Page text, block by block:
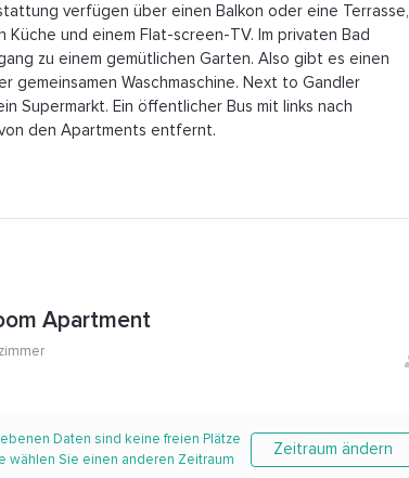
verfügen über einen Balkon oder eine Terrasse,
und einem Flat-screen-TV. Im privaten Bad
zu einem gemütlichen Garten. Also gibt es einen
gemeinsamen Waschmaschine. Next to Gandler
Supermarkt. Ein öffentlicher Bus mit links nach
den Apartments entfernt.
Apartment
Daten sind keine freien Plätze
wählen Sie einen anderen Zeitraum
Zeitraum ändern